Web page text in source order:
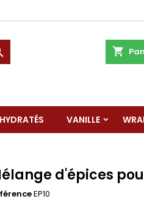
shopping_cart
VANILLE
d'épices
EP10